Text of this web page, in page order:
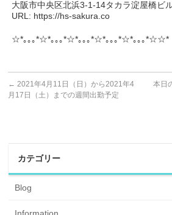
大阪市中央区北浜3-1-14タカラ淀屋橋ビ
URL: https://hs-sakura.co
☆*｡｡｡*☆*｡｡｡*☆*｡｡｡*☆*｡｡｡*☆*｡｡｡*☆☆*
← 2021年4月11日（日）から2021年4
月17日（土）までの週間出勤予定
本日
カテゴリー
Blog